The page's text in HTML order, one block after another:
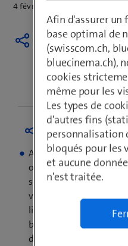
4 février 2021
Avez-vous encore un
oui, un changement
sera plus
vous proposons en
light, qui comprend
blue TV S et le
de bénéficier du même
Afin d'assurer
base optimal de
(swisscom.ch,
bluecinema.ch),
cookies
même pour les
Les types de
d'autres fins
personnalisation
bloqués pour les
et aucune
n'est traitée.